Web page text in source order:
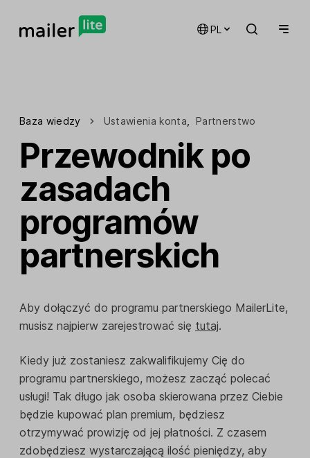
PL
Baza wiedzy Ustawienia konta Partnerstwo
Przewodnik po
zasadach
programów
partnerskich
Aby dołączyć do programu partnerskiego MailerLite,
musisz najpierw zarejestrować się tutaj.
Kiedy już zostaniesz zakwalifikujemy Cię do
programu partnerskiego, możesz zacząć polecać
usługi! Tak długo jak osoba skierowana przez Ciebie
będzie kupować plan premium, będziesz
otrzymywać prowizję od jej płatności. Z czasem
zdobędziesz wystarczającą ilość pieniędzy, aby